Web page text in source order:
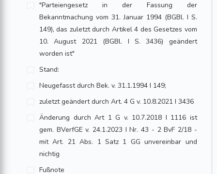
"Parteiengesetz in der Fassung der
Bekanntmachung vom 31. Januar 1994 (BGBl. I S.
149), das zuletzt durch Artikel 4 des Gesetzes vom
10. August 2021 (BGBl. I S. 3436) geändert
worden ist"
Stand:
Neugefasst durch Bek. v. 31.1.1994 I 149;
zuletzt geändert durch Art. 4 G v. 10.8.2021 I 3436
Änderung durch Art 1 G v. 10.7.2018 I 1116 ist
gem. BVerfGE v. 24.1.2023 I Nr. 43 - 2 BvF 2/18 -
mit Art. 21 Abs. 1 Satz 1 GG unvereinbar und
nichtig
Fußnote